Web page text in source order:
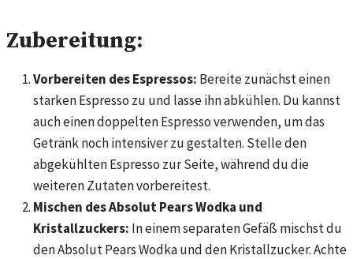
Zubereitung:
Vorbereiten des Espressos: Bereite zunächst einen
starken Espresso zu und lasse ihn abkühlen. Du kannst
auch einen doppelten Espresso verwenden, um das
Getränk noch intensiver zu gestalten. Stelle den
abgekühlten Espresso zur Seite, während du die
weiteren Zutaten vorbereitest.
Mischen des Absolut Pears Wodka und
Kristallzuckers: In einem separaten Gefäß mischst du
den Absolut Pears Wodka und den Kristallzucker. Achte